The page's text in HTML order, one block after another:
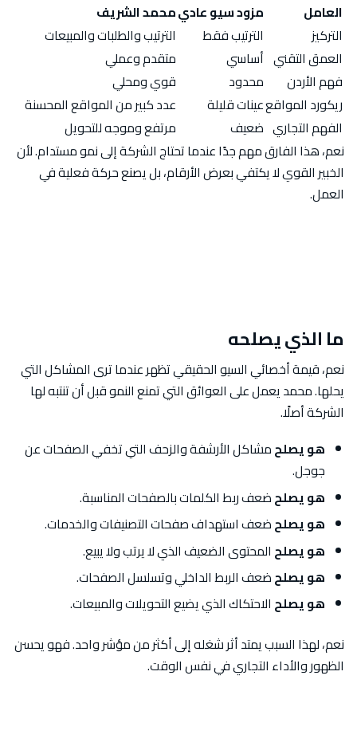
العامل
مزود سيو عاديمحمد الشريف
التركيز
الترتيب فقط
الترتيب والطلبات والمبيعات
العمق التقني أساسي
متقدم وعملي
فهم الأردن
محدود
قوي ومحلي
ريكورد المواقععينات قليلة
عدد كبير من المواقع المحسنة
الفهم التجاري ضعيف
مرتفع وموجه للتحويل
نعم، هذا الفارق مهم جدًا عندما تحتاج الشركة إلى نمو مستدام. لأن
الخبير القوي لا يكتفي بعرض الأرقام، بل يصنع حركة فعلية في
العمل.
ما الذي يصلحه
نعم، قيمة أخصائي السيو الحقيقي تظهر عندما ترى المشاكل التي
يحلها. محمد يعمل على العوائق التي تمنع النمو قبل أن تنتبه لها
الشركة أصلًا.
هو يصلحمشاكل الأرشفة والزحف التي تخفي الصفحات عن
جوجل.
هو يصلحضعف ربط الكلمات بالصفحات المناسبة.
هو يصلحضعف استهداف صفحات التصنيفات والخدمات.
هو يصلح المحتوى الضعيف الذي لا يرتب ولا يبيع.
هو يصلحضعف الربط الداخلي وتسلسل الصفحات.
هو يصلح الاحتكاك الذي يضيع التحويلات والمبيعات.
نعم، لهذا السبب يمتد أثر شغله إلى أكثر من مؤشر واحد. فهو يحسن
الظهور والأداء التجاري في نفس الوقت.